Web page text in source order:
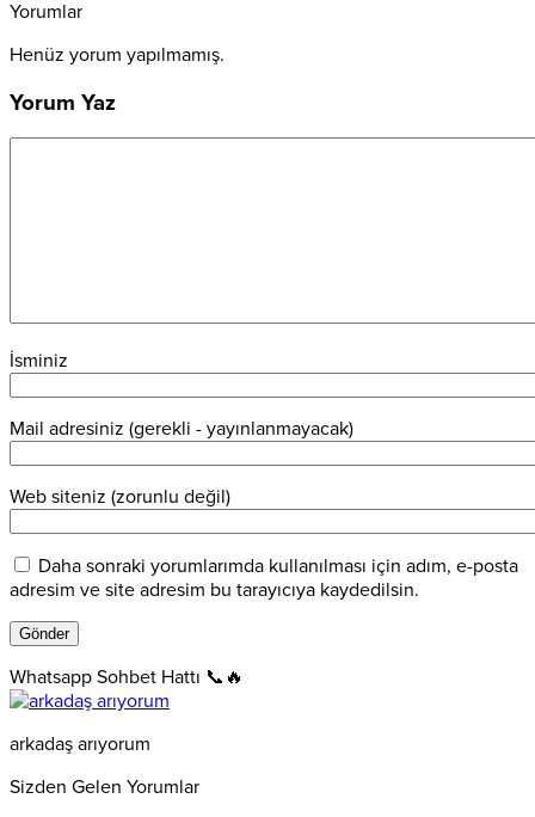
Yorumlar
Henüz yorum yapılmamış.
Yorum Yaz
İsminiz
Mail adresiniz (gerekli - yayınlanmayacak)
Web siteniz (zorunlu değil)
Daha sonraki yorumlarımda kullanılması için adım, e-posta
adresim ve site adresim bu tarayıcıya kaydedilsin.
Whatsapp Sohbet Hattı 📞🔥
arkadaş arıyorum
Sizden Gelen Yorumlar